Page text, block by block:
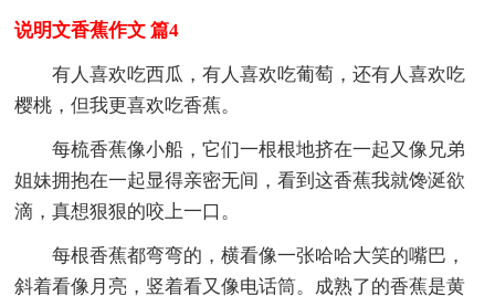
说明文香蕉作文 篇4
有人喜欢吃西瓜，有人喜欢吃葡萄，还有人喜欢吃
樱桃，但我更喜欢吃香蕉。
每梳香蕉像小船，它们一根根地挤在一起又像兄弟
姐妹拥抱在一起显得亲密无间，看到这香蕉我就馋涎欲
滴，真想狠狠的咬上一口。
每根香蕉都弯弯的，横看像一张哈哈大笑的嘴巴，
斜着看像月亮，竖着看又像电话筒。成熟了的香蕉是黄